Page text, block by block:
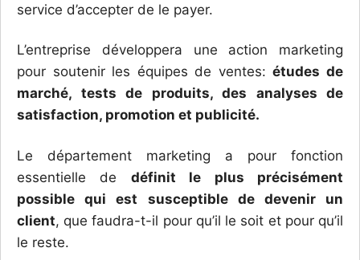
service d’accepter de le payer.
L’entreprise développera une action marketing
pour soutenir les équipes de ventes:études de
marché, tests de produits, des analyses de
satisfaction, promotion et publicité.
Le département marketing a pour fonction
essentielle de définit le plus précisément
possible qui est susceptible de devenir un
client, que faudra-t-il pour qu’il le soit et pour qu’il
le reste.